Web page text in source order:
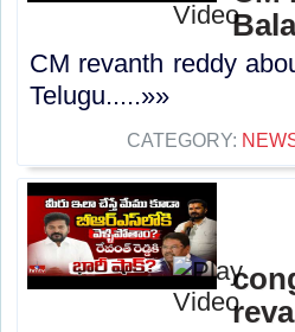
CM revanth reddy
Telugu.....»»
CATEGORY: